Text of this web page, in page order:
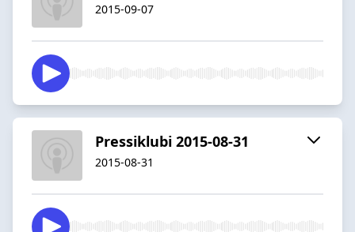
2015-09-07
Pressiklubi 2015-08-31
2015-08-31